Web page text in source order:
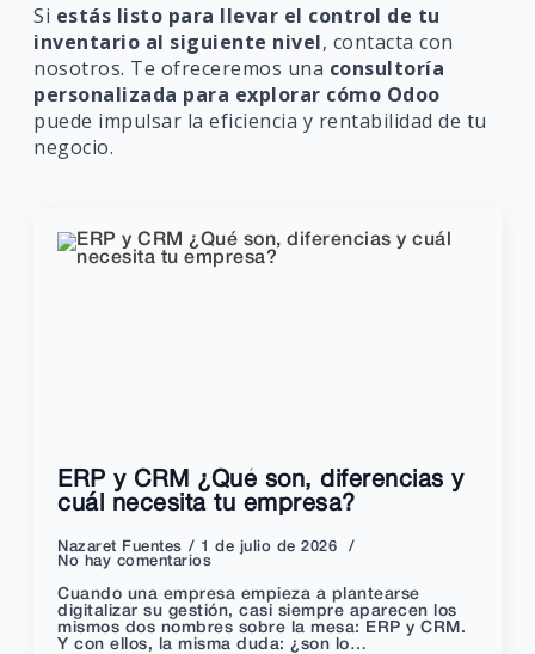
Si estás listo para llevar el control de tu
inventario al siguiente nivel, contacta con
nosotros. Te ofreceremos una consultoría
personalizada para explorar cómo Odoo
puede impulsar la eficiencia y rentabilidad de tu
negocio.
ERP y CRM ¿Qué son, diferencias y
cuál necesita tu empresa?
Nazaret Fuentes
1 de julio de 2026
No hay comentarios
Cuando una empresa empieza a plantearse
digitalizar su gestión, casi siempre aparecen los
mismos dos nombres sobre la mesa: ERP y CRM.
Y con ellos, la misma duda: ¿son lo…